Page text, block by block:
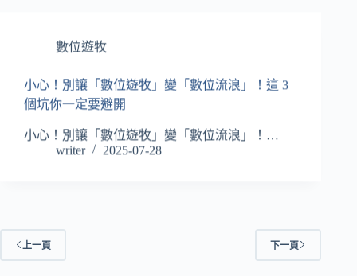
數位遊牧
小心！別讓「數位遊牧」變「數位流浪」！這 3
個坑你一定要避開
小心！別讓「數位遊牧」變「數位流浪」！…
writer
2025-07-28
上一頁 下一頁